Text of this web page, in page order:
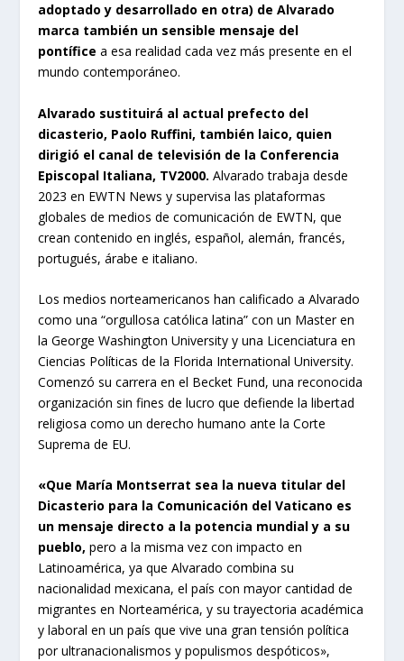
adoptado y desarrollado en otra) de Alvarado
marca también un sensible mensaje del
pontífice a esa realidad cada vez más presente en el
mundo contemporáneo.
Alvarado sustituirá al actual prefecto del
dicasterio, Paolo Ruffini, también laico, quien
dirigió el canal de televisión de la Conferencia
Episcopal Italiana, TV2000. Alvarado trabaja desde
2023 en EWTN News y supervisa las plataformas
globales de medios de comunicación de EWTN, que
crean contenido en inglés, español, alemán, francés,
portugués, árabe e italiano.
Los medios norteamericanos han calificado a Alvarado
como una “orgullosa católica latina” con un Master en
la George Washington University y una Licenciatura en
Ciencias Políticas de la Florida International University.
Comenzó su carrera en el Becket Fund, una reconocida
organización sin fines de lucro que defiende la libertad
religiosa como un derecho humano ante la Corte
Suprema de EU.
«Que María Montserrat sea la nueva titular del
Dicasterio para la Comunicación del Vaticano es
un mensaje directo a la potencia mundial y a su
pueblo, pero a la misma vez con impacto en
Latinoamérica, ya que Alvarado combina su
nacionalidad mexicana, el país con mayor cantidad de
migrantes en Norteamérica, y su trayectoria académica
y laboral en un país que vive una gran tensión política
por ultranacionalismos y populismos despóticos»,